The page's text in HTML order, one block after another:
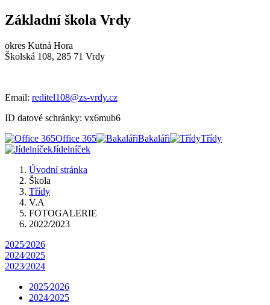
Základní škola Vrdy
okres Kutná Hora
Školská 108, 285 71 Vrdy
Email: reditel108@zs-vrdy.cz
ID datové schránky: vx6mub6
Office 365
Bakaláři
Třídy
Jídelníček
Úvodní stránka
Škola
Třídy
V.A
FOTOGALERIE
2022/2023
2025⁄2026
2024⁄2025
2023⁄2024
2025⁄2026
2024⁄2025